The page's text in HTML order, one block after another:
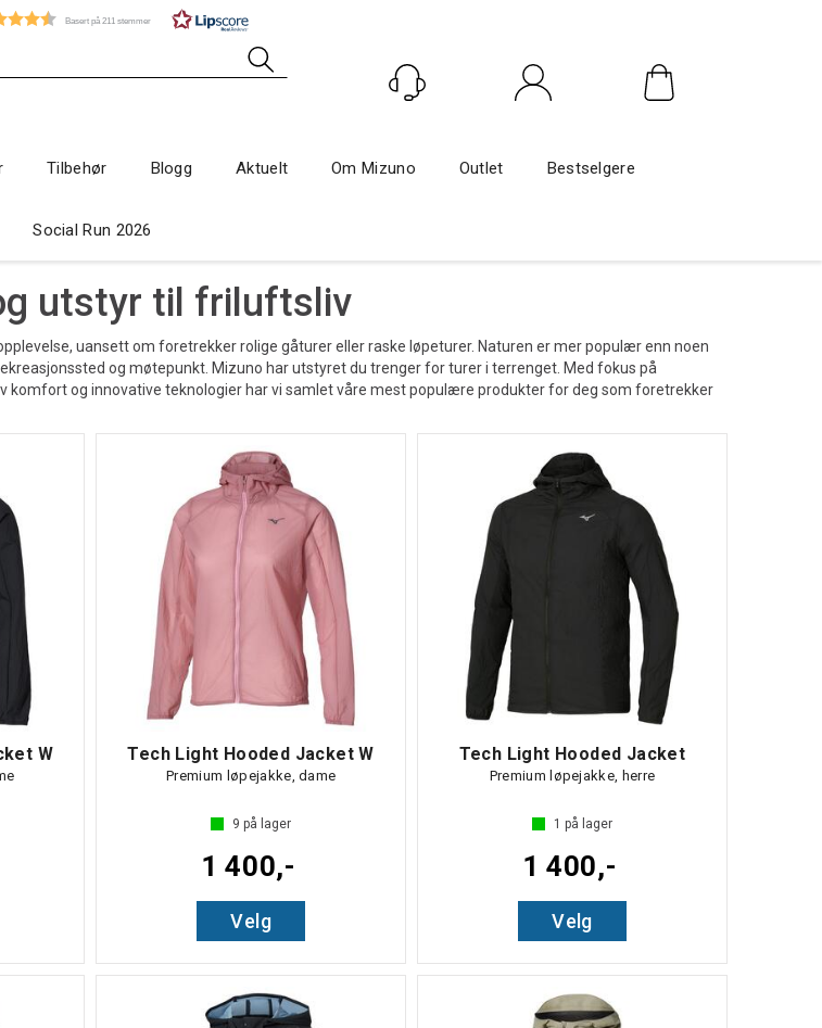
Basert på 211 stemmer
Tilbehør Blogg Aktuelt Om Mizuno Outlet Bestselgere
Social Run 2026
utstyr til friluftsliv
uansett om foretrekker rolige gåturer eller raske løpeturer. Naturen er mer populær enn noen
og møtepunkt. Mizuno har utstyret du trenger for turer i terrenget. Med fokus på
komfort og innovative teknologier har vi samlet våre mest populære produkter for deg som foretrekker
W Tech Light Hooded Jacket W
Premium løpejakke, dame
9 på lager
1 400,-
Velg
Tech Light Hooded Jacket
Premium løpejakke, herre
1 på lager
1 400,-
Velg